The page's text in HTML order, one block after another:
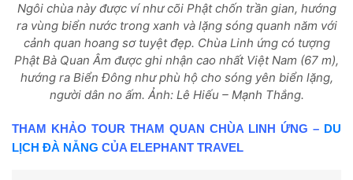
Ngôi chùa này được ví như cõi Phật chốn trần gian, hướng
ra vùng biển nước trong xanh và lặng sóng quanh năm với
cảnh quan hoang sơ tuyệt đẹp. Chùa Linh ứng có tượng
Phật Bà Quan Âm được ghi nhận cao nhất Việt Nam (67 m),
hướng ra Biển Đông như phù hộ cho sóng yên biển lặng,
người dân no ấm. Ảnh: Lê Hiếu – Mạnh Thắng.
THAM KHẢO TOUR THAM QUAN CHÙA LINH ỨNG – DU
LỊCH ĐÀ NẴNG CỦA ELEPHANT TRAVEL